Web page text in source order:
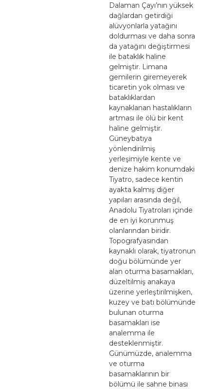
Dalaman Çayı’nın yüksek
dağlardan getirdiği
alüvyonlarla yatağını
doldurması ve daha sonra
da yatağını değiştirmesi
ile bataklık haline
gelmiştir. Limana
gemilerin giremeyerek
ticaretin yok olması ve
bataklıklardan
kaynaklanan hastalıkların
artması ile ölü bir kent
haline gelmiştir.
Güneybatıya
yönlendirilmiş
yerleşimiyle kente ve
denize hakim konumdaki
Tiyatro, sadece kentin
ayakta kalmış diğer
yapıları arasında değil,
Anadolu Tiyatroları içinde
de en iyi korunmuş
olanlarından biridir.
Topografyasından
kaynaklı olarak, tiyatronun
doğu bölümünde yer
alan oturma basamakları,
düzeltilmiş anakaya
üzerine yerleştirilmişken,
kuzey ve batı bölümünde
bulunan oturma
basamakları ise
analemma ile
desteklenmiştir.
Günümüzde, analemma
ve oturma
basamaklarının bir
bölümü ile sahne binası